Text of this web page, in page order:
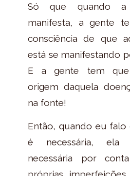
Só que quando a
manifesta, a gente
consciência de que
está se manifestando
E a gente tem que
origem daquela
na fonte!
Então, quando eu falo
é necessária, ela
necessária por
próprias